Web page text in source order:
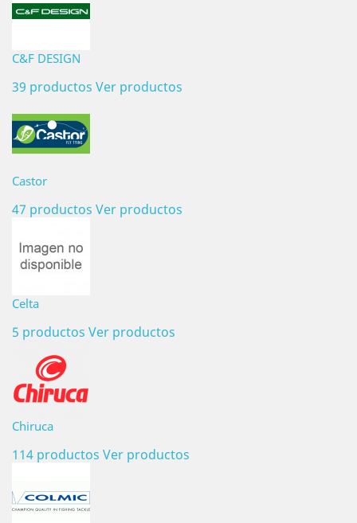
C&F DESIGN
39 productos Ver productos
Castor
47 productos Ver productos
Celta
5 productos Ver productos
Chiruca
114 productos Ver productos